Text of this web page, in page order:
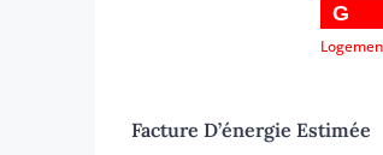
G
Facture D’énergie Estimée